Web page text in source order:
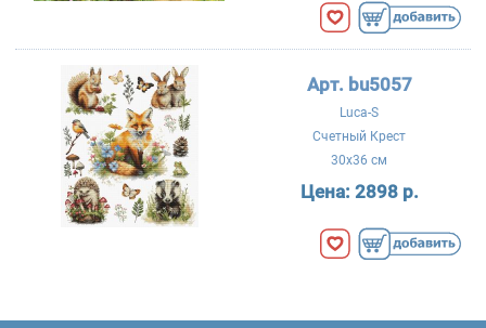
Арт. bu5057
Luca-S
Счетный Крест
30x36 см
Цена: 2898 р.